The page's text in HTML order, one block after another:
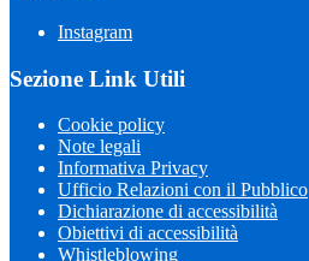
Instagram
Sezione Link Utili
Cookie policy
Note legali
Informativa Privacy
Ufficio Relazioni con il Pubblico
Dichiarazione di accessibilità
Obiettivi di accessibilità
Whistleblowing